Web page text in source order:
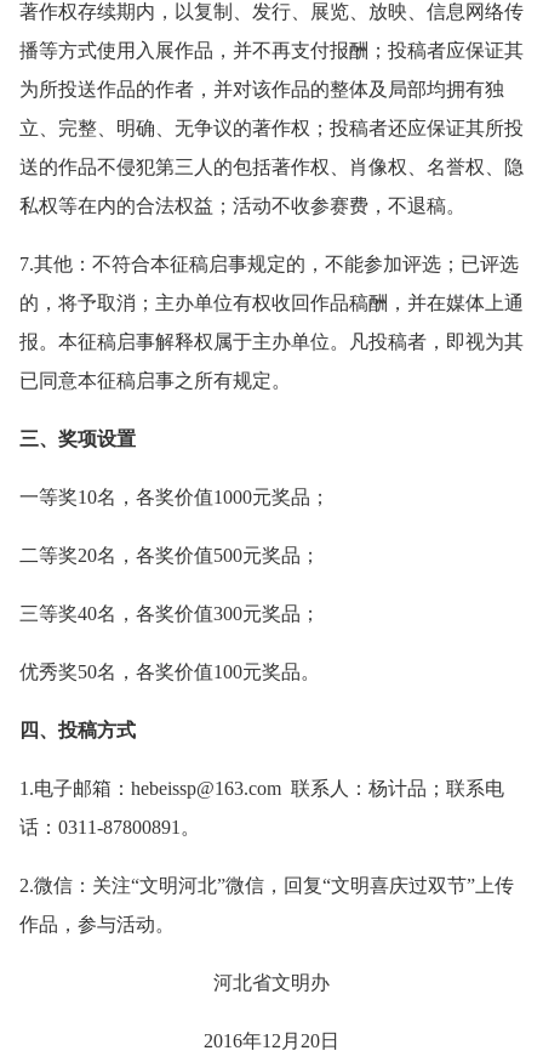
著作权存续期内，以复制、发行、展览、放映、信息网络传
播等方式使用入展作品，并不再支付报酬；投稿者应保证其
为所投送作品的作者，并对该作品的整体及局部均拥有独
立、完整、明确、无争议的著作权；投稿者还应保证其所投
送的作品不侵犯第三人的包括著作权、肖像权、名誉权、隐
私权等在内的合法权益；活动不收参赛费，不退稿。
7.其他：不符合本征稿启事规定的，不能参加评选；已评选
的，将予取消；主办单位有权收回作品稿酬，并在媒体上通
报。本征稿启事解释权属于主办单位。凡投稿者，即视为其
已同意本征稿启事之所有规定。
三、奖项设置
一等奖10名，各奖价值1000元奖品；
二等奖20名，各奖价值500元奖品；
三等奖40名，各奖价值300元奖品；
优秀奖50名，各奖价值100元奖品。
四、投稿方式
1.电子邮箱：hebeissp@163.com 联系人：杨计品；联系电
话：0311-87800891。
2.微信：关注“文明河北”微信，回复“文明喜庆过双节”上传
作品，参与活动。
河北省文明办
2016年12月20日